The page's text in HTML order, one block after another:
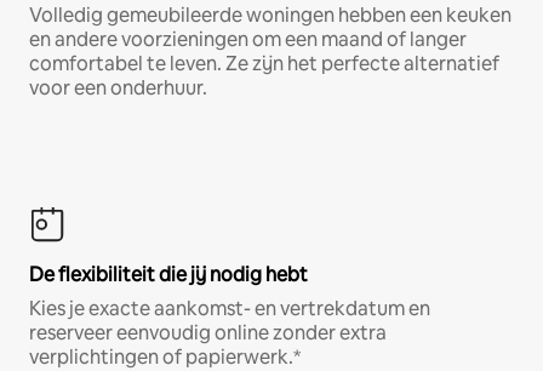
Volledig gemeubileerde woningen hebben een keuken
en andere voorzieningen om een maand of langer
comfortabel te leven. Ze zijn het perfecte alternatief
voor een onderhuur.
De flexibiliteit die jij nodig hebt
Kies je exacte aankomst- en vertrekdatum en
reserveer eenvoudig online zonder extra
verplichtingen of papierwerk.*